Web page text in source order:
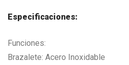
Especificaciones:
Funciones:
Brazalete: Acero Inoxidable